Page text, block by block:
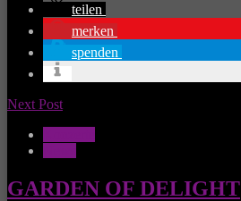
teilen
merken
spenden
Next Post
GARDEN OF DELIGHT